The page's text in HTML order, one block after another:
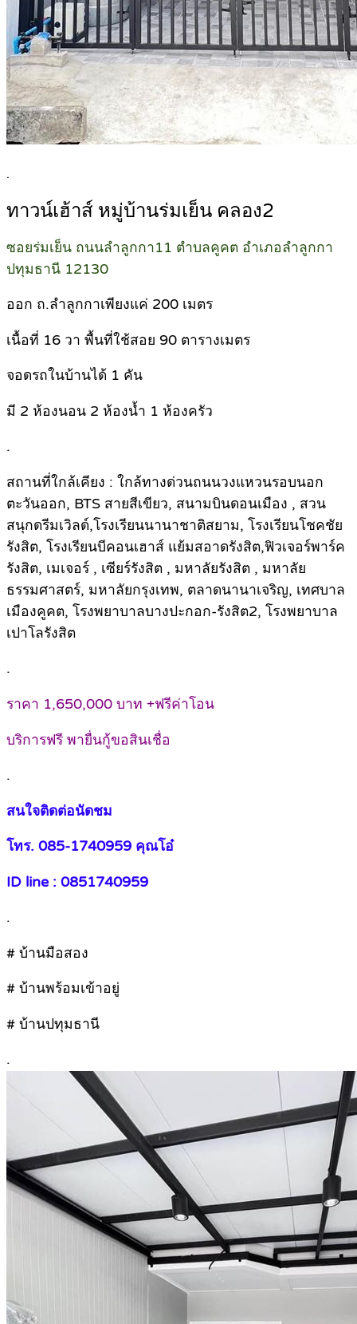
.
ทาวน์เฮ้าส์ หมู่บ้านร่มเย็น คลอง2
ซอยร่มเย็น ถนนลำลูกกา11 ตำบลคูคต อำเภอลำลูกกา
ปทุมธานี 12130
ออก ถ.ลำลูกกาเพียงแค่ 200 เมตร
เนื้อที่ 16 วา พื้นที่ใช้สอย 90 ตารางเมตร
จอดรถในบ้านได้ 1 คัน
มี 2 ห้องนอน 2 ห้องน้ำ 1 ห้องครัว
.
สถานที่ใกล้เคียง : ใกล้ทางด่วนถนนวงแหวนรอบนอก
ตะวันออก, BTS สายสีเขียว, สนามบินดอนเมือง , สวน
สนุกดรีมเวิลด์,โรงเรียนนานาชาติสยาม, โรงเรียนโชคชัย
รังสิต, โรงเรียนบีคอนเฮาส์ แย้มสอาดรังสิต,ฟิวเจอร์พาร์ค
รังสิต, เมเจอร์ , เซียร์รังสิต , มหาลัยรังสิต , มหาลัย
ธรรมศาสตร์, มหาลัยกรุงเทพ, ตลาดนานาเจริญ, เทศบาล
เมืองคูคต, โรงพยาบาลบางปะกอก-รังสิต2, โรงพยาบาล
เปาโลรังสิต
.
ราคา 1,650,000 บาท +ฟรีค่าโอน
บริการฟรี พายื่นกู้ขอสินเชื่อ
.
สนใจติดต่อนัดชม
โทร. 085-1740959 คุณโอ๋
ID line : 0851740959
.
# บ้านมือสอง
# บ้านพร้อมเข้าอยู่
# บ้านปทุมธานี
.